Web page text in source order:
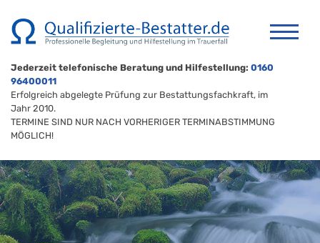
Jederzeit telefonische Beratung und Hilfestellung: 0160
96400011
Erfolgreich abgelegte Prüfung zur Bestattungsfachkraft, im
Jahr 2010.
TERMINE SIND NUR NACH VORHERIGER TERMINABSTIMMUNG
MÖGLICH!